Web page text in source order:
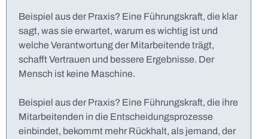
Beispiel aus der Praxis? Eine Führungskraft, die klar
sagt, was sie erwartet, warum es wichtig ist und
welche Verantwortung der Mitarbeitende trägt,
schafft Vertrauen und bessere Ergebnisse. Der
Mensch ist keine Maschine.
Beispiel aus der Praxis? Eine Führungskraft, die ihre
Mitarbeitenden in die Entscheidungsprozesse
einbindet, bekommt mehr Rückhalt, als jemand, der